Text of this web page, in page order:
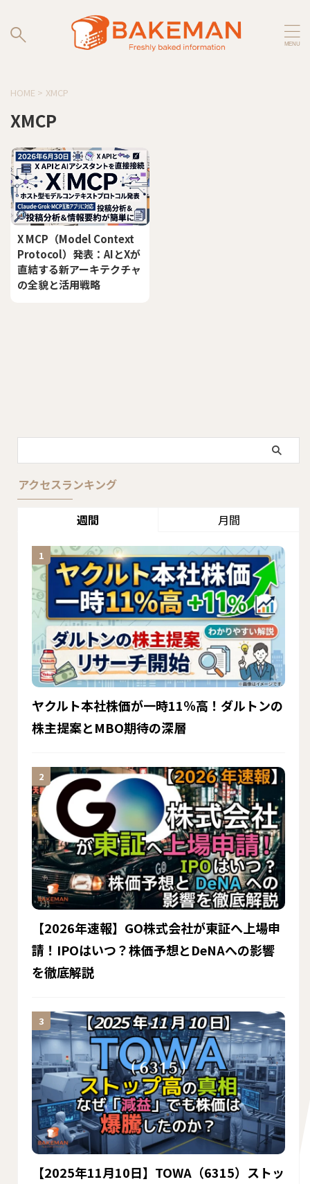
HOME > XMCP
XMCP
X MCP（Model Context
Protocol）発表：AIとXが
直結する新アーキテクチャ
の全貌と活用戦略
アクセスランキング
週間 月間
ヤクルト本社株価が一時11％高！ダルトンの
株主提案とMBO期待の深層
【2026年速報】GO株式会社が東証へ上場申
請！IPOはいつ？株価予想とDeNAへの影響
を徹底解説
【2025年11月10日】TOWA（6315）ストッ